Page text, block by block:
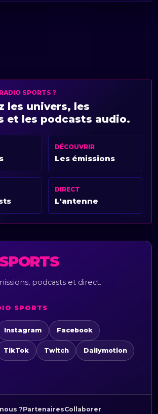
SPORTS ?
les univers, les
et les podcasts audio.
DÉCOUVRIR
Les émissions
DIRECT
L'antenne
podcasts et direct.
SPORTS
Instagram Facebook
TikTok Twitch Dailymotion
?PartenairesCollaborer